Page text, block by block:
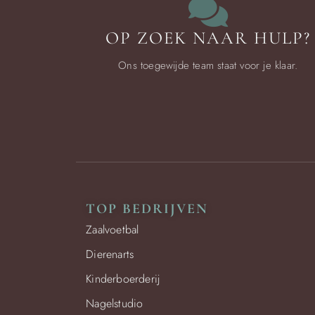
OP ZOEK NAAR HULP?
Ons toegewijde team staat voor je klaar.
TOP BEDRIJVEN
Zaalvoetbal
Dierenarts
Kinderboerderij
Nagelstudio